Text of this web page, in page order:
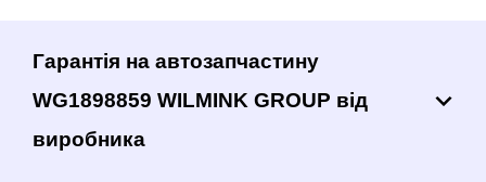
Гарантія на автозапчастину
WG1898859 WILMINK GROUP від
виробника